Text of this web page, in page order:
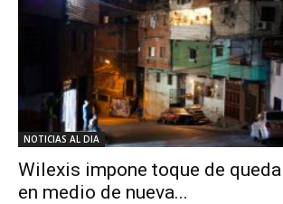
Digital
NOTICIAS AL DIA
Wilexis impone toque de
en medio de nueva...